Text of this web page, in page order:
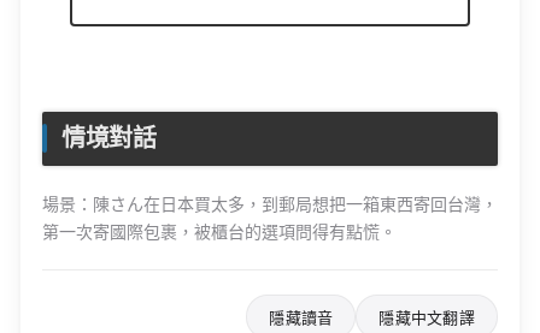
情境對話
場景：陳さん在日本買太多，到郵局想把一箱東西寄回台灣，
第一次寄國際包裹，被櫃台的選項問得有點慌。
隱藏讀音 隱藏中文翻譯